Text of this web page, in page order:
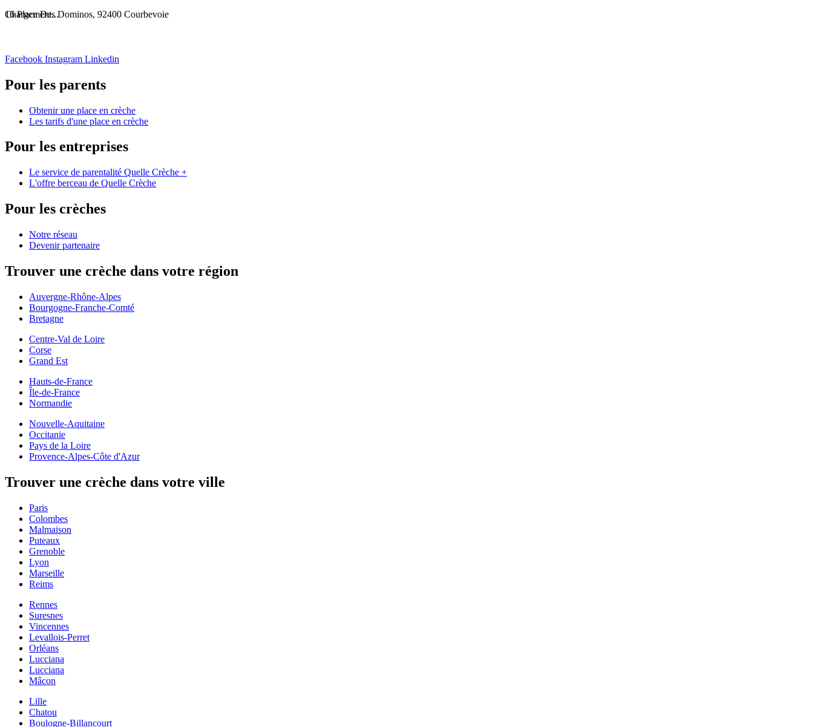
Chargement...
16 Place Des Dominos, 92400 Courbevoie
Facebook Instagram Linkedin
Pour les parents
Obtenir une place en crèche
Les tarifs d'une place en crèche
Pour les entreprises
Le service de parentalité Quelle Crèche +
L'offre berceau de Quelle Crèche
Pour les crèches
Notre réseau
Devenir partenaire
Trouver une crèche dans votre région
Auvergne-Rhône-Alpes
Bourgogne-Franche-Comté
Bretagne
Centre-Val de Loire
Corse
Grand Est
Hauts-de-France
Île-de-France
Normandie
Nouvelle-Aquitaine
Occitanie
Pays de la Loire
Provence-Alpes-Côte d'Azur
Trouver une crèche dans votre ville
Paris
Colombes
Malmaison
Puteaux
Grenoble
Lyon
Marseille
Reims
Rennes
Suresnes
Vincennes
Levallois-Perret
Orléans
Lucciana
Lucciana
Mâcon
Lille
Chatou
Boulogne-Billancourt